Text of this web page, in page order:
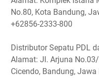
No.80, Kota Bandung,
+62856-2333-800
Distributor Sepatu PDL
Alamat: Jl. Arjuna
Cicendo, Bandung,